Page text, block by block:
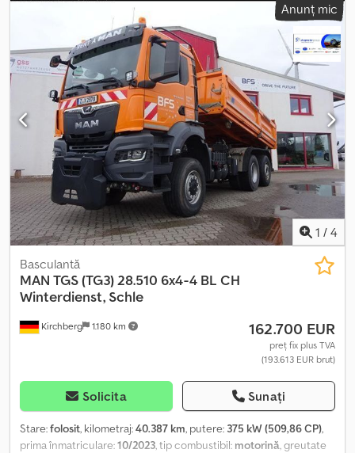
ABS, aer condiționat, program electronic de
stabilitate (ESP), sistem de navigație
, 1382Bh 6/26, volan pe
stânga, blocare diferențial, axă de urmărire direcțională/ridicabilă,
frână de stație pentru vehicul de colectare a deșeurilor, 3 locuri,
ASR, ADR, închidere centralizată, limitator de viteză 30/85 km/h,
radio, girofaruri, acoperiș rabatabil, inserții decorative, cotiere,
rulou parasolar, lumină de viraj, lumini de zi, poziții LED, semnal de
frânare de urgență (ESS), Brake Assist 2, Lane Guard System 4,
asistent de cotitură, HS Olympus Industrial 23 m³ cu sistem de
basculare HS Comfortlift Tip U-K-KL EuroMax, potrivit pentru 80 l
până la 5 m³, colectarea deșeurilor voluminoase cu jgheab
rabatabil, cutie de viteze confort, sistem de ungere centralizată,
basculare ridică aprox. 2 t, cântar Welvaarts. Dkedpfjwcikqex Aflor
Anunț mic
1 / 4
Kirchberg 1.180 km
Basculantă
MAN TGS (TG3) 28.510 6x4-4 BL CH
Winterdienst, Schle
162.700 EUR
preț fix plus TVA
(193.613 EUR brut)
Solicita Sunați
Stare:folosit, kilometraj:40.387 km, putere: 375 kW (509,86 CP),
prima înmatriculare:10/2023, tip combustibil: motorină, greutate